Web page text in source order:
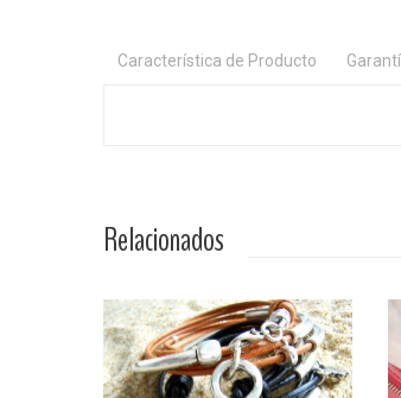
Característica de Producto
Relacionados